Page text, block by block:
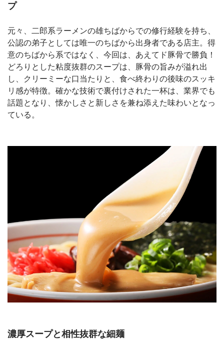
プ
元々、二郎系ラーメンの雄ちばからでの修行経験を持ち、
公認の弟子としては唯一のちばから出身者である店主。得
意のちばから系ではなく、今回は、あえてド豚骨で勝負！
どろりとした粘度抜群のスープは、豚骨の旨みが溢れ出
し、クリーミーな口当たりと、食べ終わりの後味のスッキ
リ感が特徴。確かな技術で裏付けされた一杯は、業界でも
話題となり、懐かしさと新しさを兼ね添えた味わいとなっ
ている。
濃厚スープと相性抜群な細麺